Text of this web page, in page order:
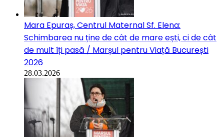
Mara Epuraș, Centrul Maternal Sf. Elena:
Schimbarea nu ține de cât de mare ești, ci de cât
de mult îți pasă / Marșul pentru Viață București
2026
28.03.2026